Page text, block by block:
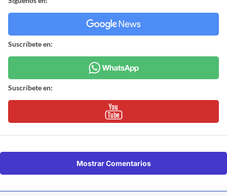
Suscríbete en:
Suscríbete en:
Mostrar Comentarios